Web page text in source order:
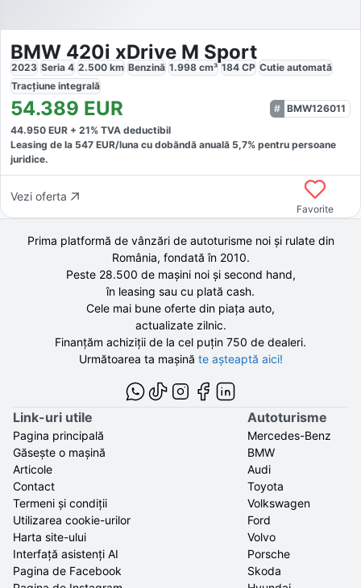
BMW 420i xDrive M Sport
2023 Seria 4 2.500 km Benzină 1.998 cm³ 184 CP Cutie automată
Tracțiune integrală
54.389 EUR
BMW126011
44.950 EUR + 21% TVA deductibil
Leasing de la 547 EUR/luna cu dobăndă anuală 5,7% pentru persoane
juridice.
Vezi oferta
Favorite
Prima platformă de vânzări de autoturisme noi și rulate din
România, fondată în 2010.
Peste 28.500 demașini noi și second hand,
în leasing sau cu plată cash.
Cele mai bune oferte din piața auto,
actualizate zilnic.
Finanțăm achiziții de la cel puțin 750 de dealeri.
Următoarea ta mașină te așteaptă aici!
Link-uri utile
Pagina principală
Găsește o mașină
Articole
Contact
Termeni și condiții
Utilizarea cookie-urilor
Harta site-ului
Interfață asistenți AI
Pagina de Facebook
Autoturisme
Mercedes-Benz
BMW
Audi
Toyota
Volkswagen
Ford
Volvo
Porsche
Skoda